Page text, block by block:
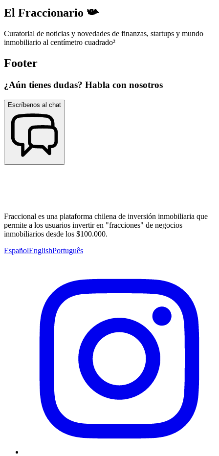
El Fraccionario 📯
Curatorial de noticias y novedades de finanzas, startups y mundo
inmobiliario al centímetro cuadrado²
Footer
¿Aún tienes dudas? Habla con nosotros
Escríbenos al chat
Fraccional es una plataforma chilena de inversión inmobiliaria que
permite a los usuarios invertir en "fracciones" de negocios
inmobiliarios desde los $100.000.
EspañolEnglishPortuguês